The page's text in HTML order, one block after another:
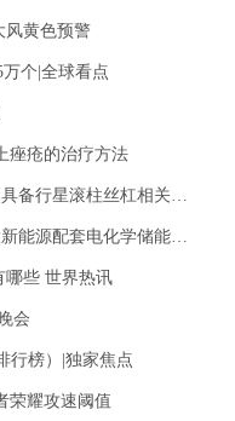
风黄色预警
个|全球看点
痤疮的治疗方法
当前速读：豪能股份：公司目前不具备行星滚柱丝杠相关产能
环球关注：环球快资讯：全国最大新能源配套电化学储能电站并网
哪些 世界热讯
会
行榜）|独家焦点
荣耀攻速阈值